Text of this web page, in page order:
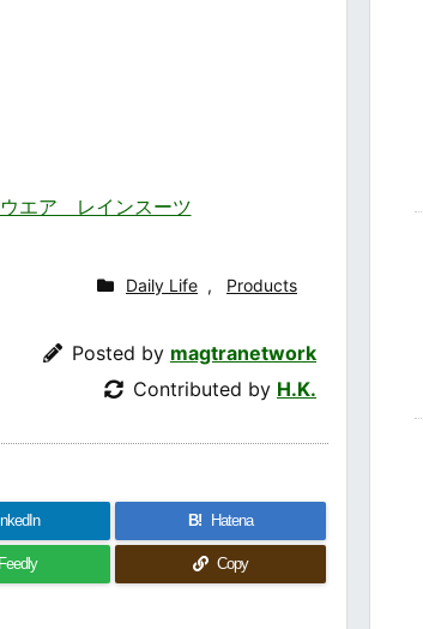
エア レインスーツ
Daily Life , Products
Posted by magtranetwork
Contributed by H.K.
B! Hatena
Feedly Copy